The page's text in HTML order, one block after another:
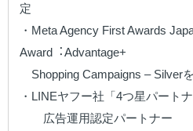
定
・Meta Agency First Awards
Award︓Advantage+
Shopping Campaigns – Silver
・LINEヤフー社「4つ星パートナ
広告運用認定パートナー